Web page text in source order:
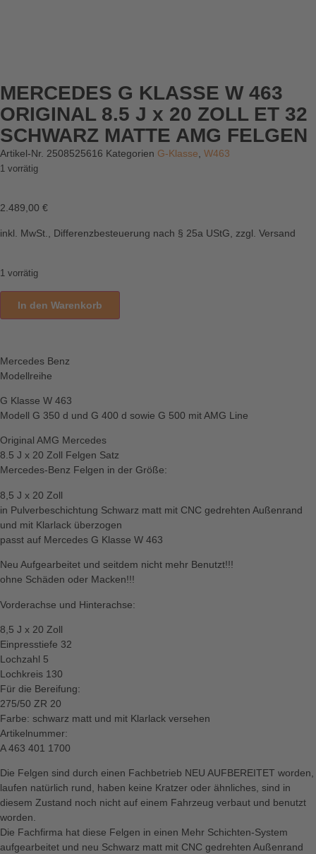
MERCEDES G KLASSE W 463
ORIGINAL 8.5 J x 20 ZOLL ET 32
SCHWARZ MATTE AMG FELGEN
Artikel-Nr. 2508525616 Kategorien G-Klasse W463
1 vorrätig
2.489,00 €
inkl. MwSt., Differenzbesteuerung nach § 25a UStG, zzgl. Versand
1 vorrätig
In den Warenkorb
Mercedes Benz
Modellreihe
G Klasse W 463
Modell G 350 d und G 400 d sowie G 500 mit AMG Line
Original AMG Mercedes
8.5 J x 20 Zoll Felgen Satz
Mercedes-Benz Felgen in der Größe:
8,5 J x 20 Zoll
in Pulverbeschichtung Schwarz matt mit CNC gedrehten Außenrand
und mit Klarlack überzogen
passt auf Mercedes G Klasse W 463
Neu Aufgearbeitet und seitdem nicht mehr Benutzt!!!
ohne Schäden oder Macken!!!
Vorderachse und Hinterachse:
8,5 J x 20 Zoll
Einpresstiefe 32
Lochzahl 5
Lochkreis 130
Für die Bereifung:
275/50 ZR 20
Farbe: schwarz matt und mit Klarlack versehen
Artikelnummer:
A 463 401 1700
Die Felgen sind durch einen Fachbetrieb NEU AUFBEREITET worden,
laufen natürlich rund, haben keine Kratzer oder ähnliches, sind in
diesem Zustand noch nicht auf einem Fahrzeug verbaut und benutzt
worden.
Die Fachfirma hat diese Felgen in einen Mehr Schichten-System
aufgearbeitet und neu Schwarz matt mit CNC gedrehten Außenrand